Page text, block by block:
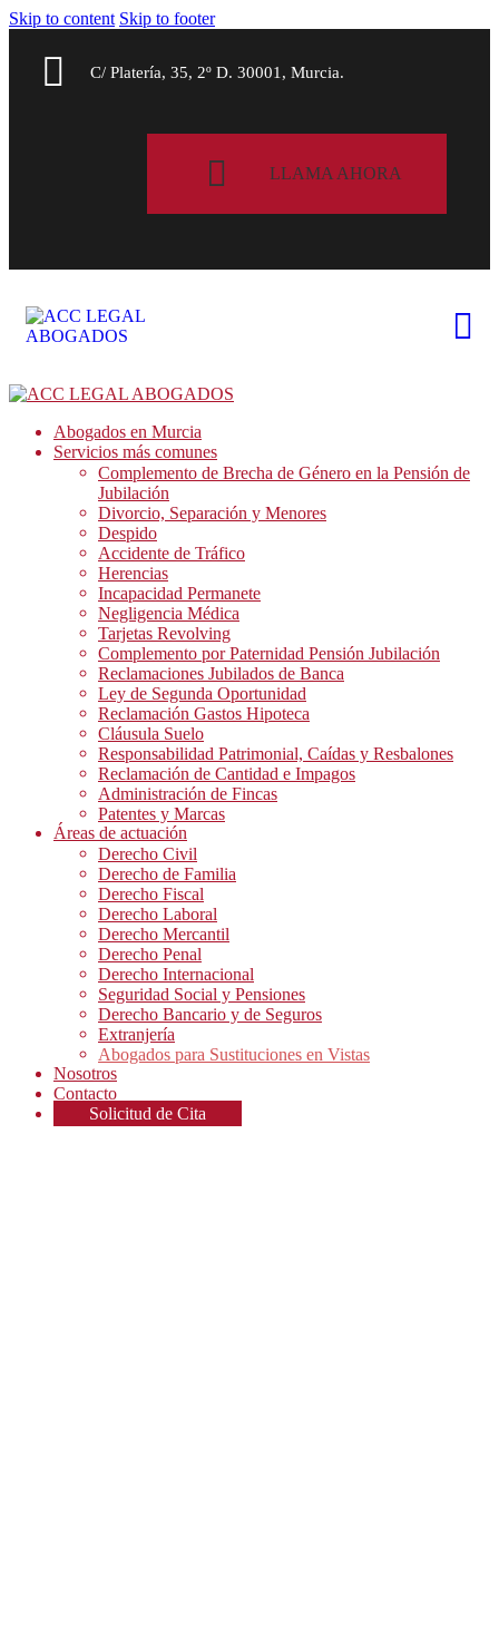
Skip to content Skip to footer
C/ Platería, 35, 2º D. 30001, Murcia.
LLAMA AHORA
Abogados en Murcia
Servicios más comunes
Complemento de Brecha de Género en la Pensión de
Jubilación
Divorcio, Separación y Menores
Despido
Accidente de Tráfico
Herencias
Incapacidad Permanete
Negligencia Médica
Tarjetas Revolving
Complemento por Paternidad Pensión Jubilación
Reclamaciones Jubilados de Banca
Ley de Segunda Oportunidad
Reclamación Gastos Hipoteca
Cláusula Suelo
Responsabilidad Patrimonial, Caídas y Resbalones
Reclamación de Cantidad e Impagos
Administración de Fincas
Patentes y Marcas
Áreas de actuación
Derecho Civil
Derecho de Familia
Derecho Fiscal
Derecho Laboral
Derecho Mercantil
Derecho Penal
Derecho Internacional
Seguridad Social y Pensiones
Derecho Bancario y de Seguros
Extranjería
Abogados para Sustituciones en Vistas
Nosotros
Contacto
Solicitud de Cita